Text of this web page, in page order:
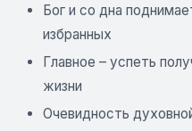
Бог и со дна
избранных
Главное – успеть
жизни
Очевидность